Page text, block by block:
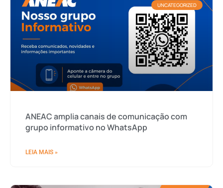
UNCATEGORIZED
ANEAC amplia canais de comunicação com
grupo informativo no WhatsApp
LEIA MAIS »